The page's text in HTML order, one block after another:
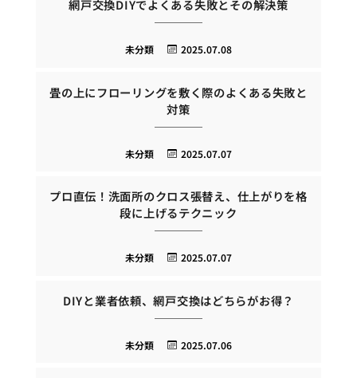
網戸交換DIYでよくある失敗とその解決策
2025.07.08
未分類
畳の上にフローリングを敷く際のよくある失敗と
対策
2025.07.07
未分類
プロ直伝！洗面所のクロス張替え、仕上がりを格
段に上げるテクニック
2025.07.07
未分類
DIYと業者依頼、網戸交換はどちらがお得？
2025.07.06
未分類